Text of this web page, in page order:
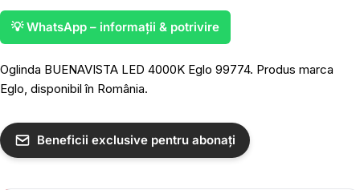
💡 WhatsApp – informații & potrivire
Oglinda BUENAVISTA LED 4000K Eglo 99774. Produs marca
Eglo, disponibil în România.
Beneficii exclusive pentru abonați